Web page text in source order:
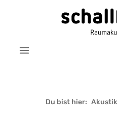
Zum Hauptinhalt springen
Du bist hier: